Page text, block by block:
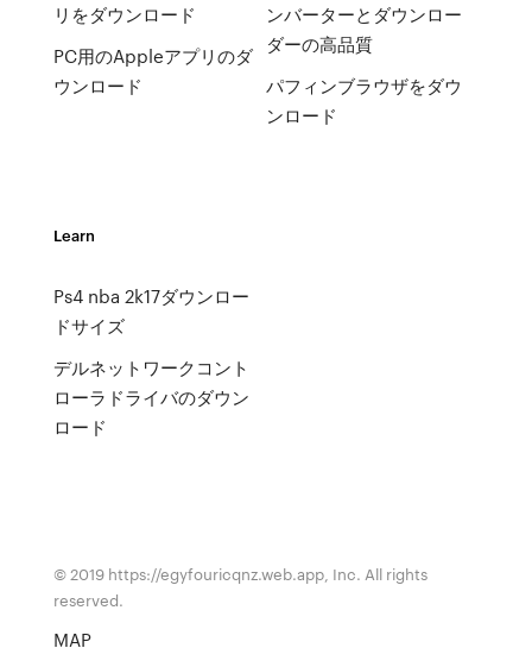
リをダウンロード
PC用のAppleアプリのダ
ウンロード
ンバーターとダウンロー
ダーの高品質
パフィンブラウザをダウ
ンロード
Learn
Ps4 nba 2k17ダウンロー
ドサイズ
デルネットワークコント
ローラドライバのダウン
ロード
© 2019 https://egyfouricqnz.web.app, Inc. All rights
reserved.
MAP